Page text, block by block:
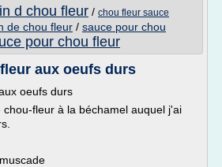
d chou fleur / chou fleur sauce
de chou fleur / sauce pour chou
pour chou fleur
aux oeufs durs
oeufs durs
fleur à la béchamel auquel j'ai